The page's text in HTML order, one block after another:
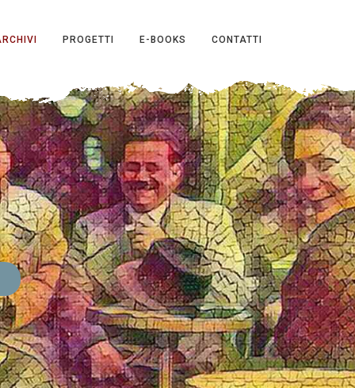
PROGETTI E-BOOKS CONTATTI